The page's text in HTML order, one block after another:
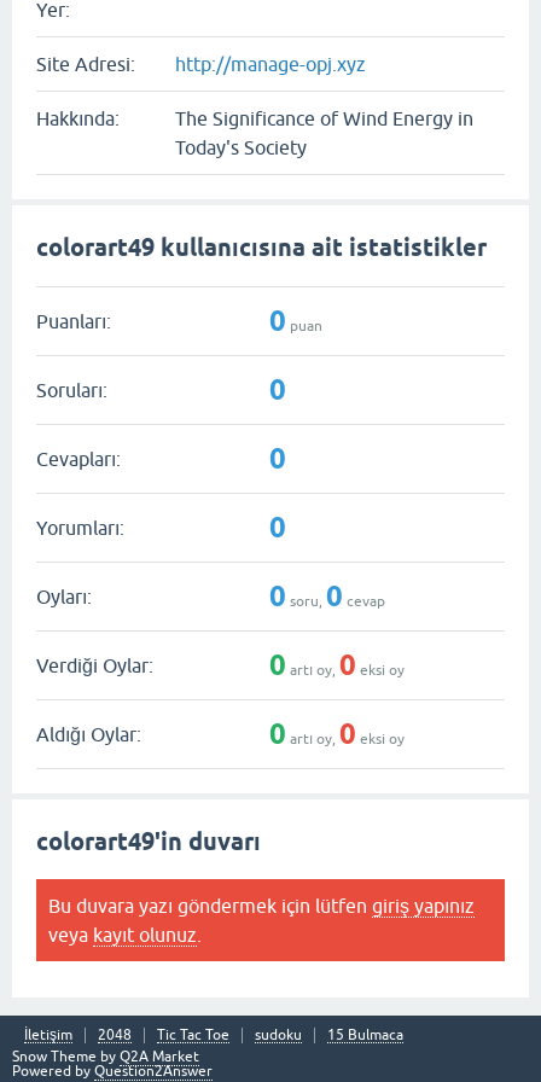
Yer:
Site Adresi: http://manage-opj.xyz
Hakkında:
The Significance of Wind Energy in
Today's Society
colorart49 kullanıcısına ait istatistikler
Puanları: 0 puan
Soruları: 0
Cevapları: 0
Yorumları: 0
Oyları: 0 soru, 0 cevap
Verdiği Oylar: 0 artı oy, 0 eksi oy
Aldığı Oylar: 0 artı oy, 0 eksi oy
colorart49'in duvarı
Bu duvara yazı göndermek için lütfen giriş yapınız
veya kayıt olunuz
İletişim 2048 Tic Tac Toe sudoku
15 Bulmaca
Snow Theme by Q2A Market
Powered by Question2Answer